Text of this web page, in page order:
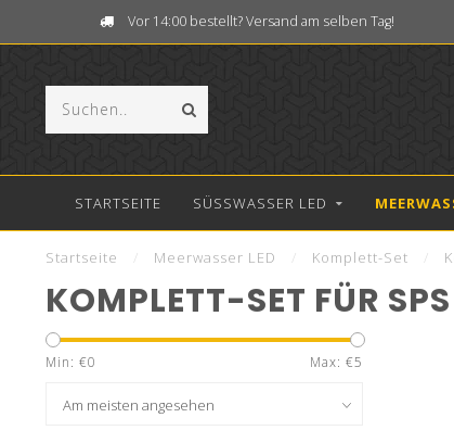
Vor 14:00 bestellt? Versand am selben Tag!
STARTSEITE SÜSSWASSER LED
Startseite Meerwasser LED Komplett-Set
KOMPLETT-SET FÜR
Min: €0 Max: €5